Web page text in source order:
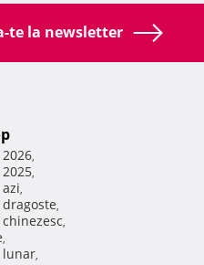
te la newsletter
,
,
,
,
,
,
lunar,